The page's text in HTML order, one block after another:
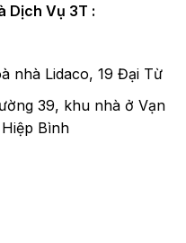
Dịch Vụ 3T :
nhà Lidaco, 19 Đại Từ
39, khu nhà ở Vạn
Bình